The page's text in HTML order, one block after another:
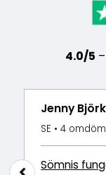
4.0/5
Jenny
SE • 4
Sömnis